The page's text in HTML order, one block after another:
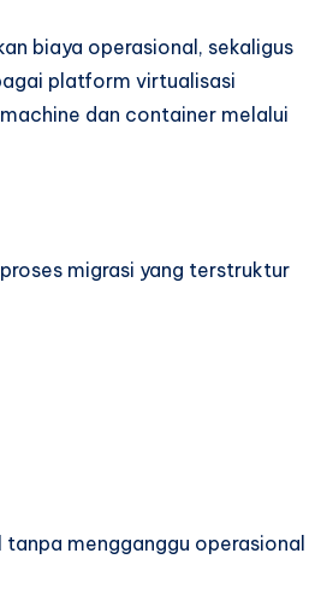
biaya operasional, sekaligus
platform virtualisasi
dan container melalui
migrasi yang terstruktur
mengganggu operasional